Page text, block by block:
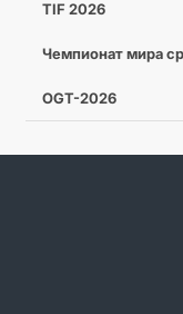
TIF 2026
Чемпионат мира
OGT-2026